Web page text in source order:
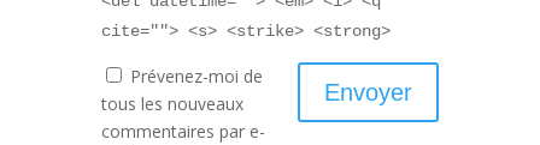
cite=""> <s> <strike> <strong>
Prévenez-moi de
tous les nouveaux
commentaires par e-